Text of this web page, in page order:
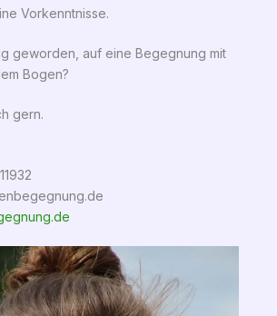
Vorkenntnisse.
geworden, auf eine Begegnung mit
Bogen?
gern.